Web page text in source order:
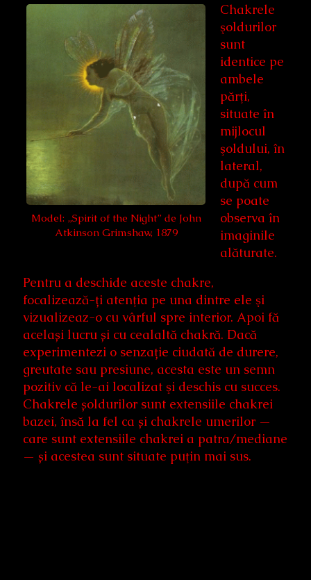
Model: „Spirit of the Night” de John
Atkinson Grimshaw, 1879
Chakrele
şoldurilor
sunt
identice pe
ambele
părţi,
situate în
mijlocul
şoldului, în
lateral,
după cum
se poate
observa în
imaginile
alăturate.
Pentru a deschide aceste chakre,
focalizează-ți atenţia pe una dintre ele şi
vizualizeaz-o cu vârful spre interior. Apoi fă
același lucru și cu cealaltă chakră. Dacă
experimentezi o senzație ciudată de durere,
greutate sau presiune, acesta este un semn
pozitiv că le-ai localizat şi deschis cu succes.
Chakrele șoldurilor sunt extensiile chakrei
bazei, însă la fel ca și chakrele umerilor —
care sunt extensiile chakrei a patra/mediane
— și acestea sunt situate puţin mai sus.